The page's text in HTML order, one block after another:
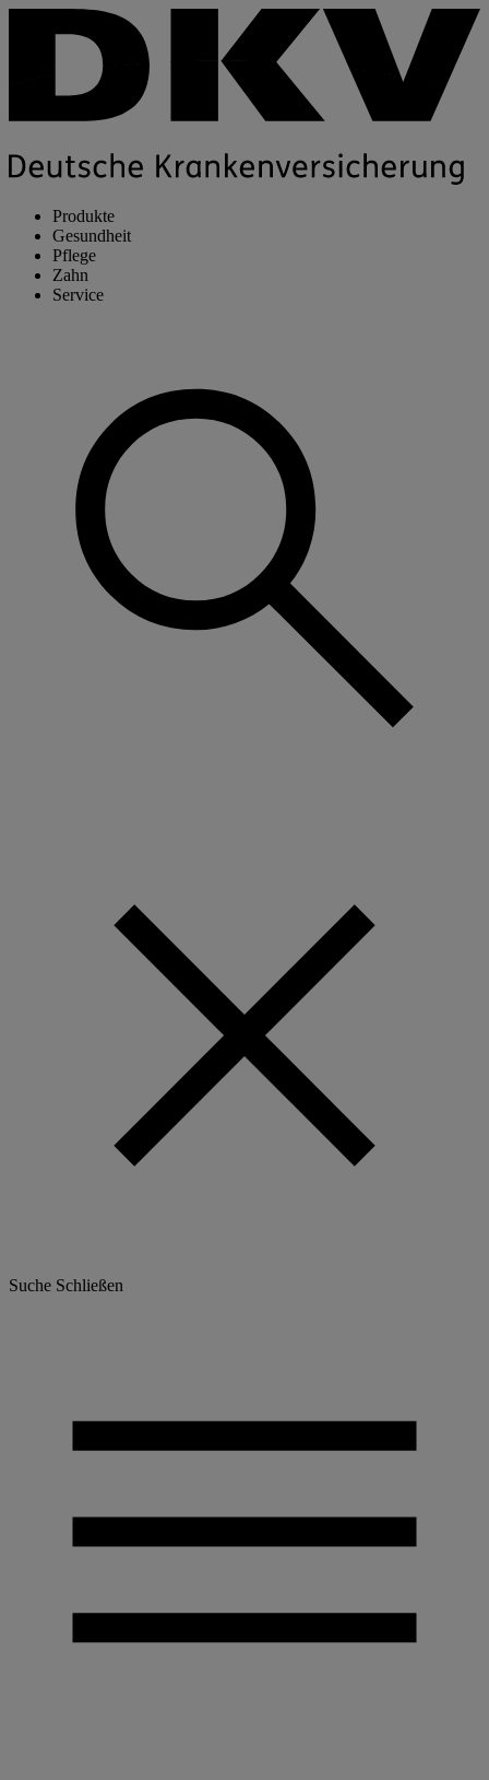
Produkte
Gesundheit
Pflege
Zahn
Service
Suche Schließen